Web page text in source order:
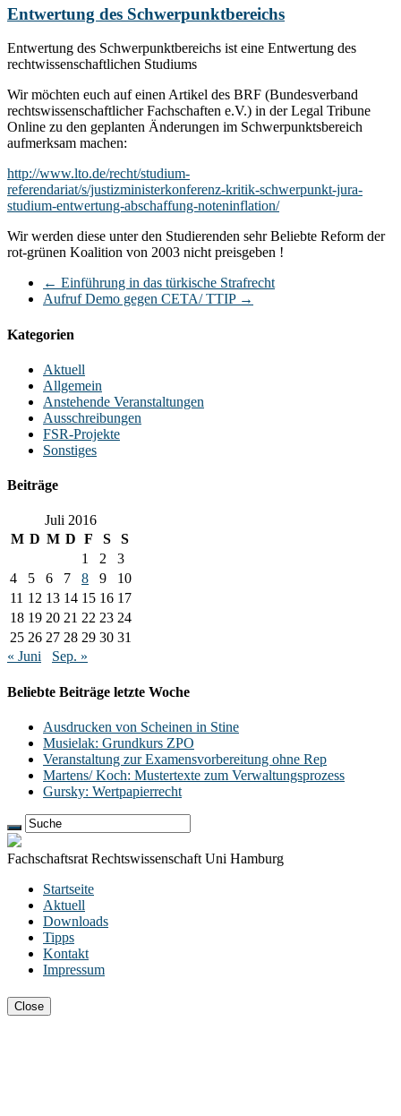
Entwertung des Schwerpunktbereichs
Entwertung des Schwerpunktbereichs ist eine Entwertung des
rechtwissenschaftlichen Studiums
Wir möchten euch auf einen Artikel des BRF (Bundesverband
rechtswissenschaftlicher Fachschaften e.V.) in der Legal Tribune
Online zu den geplanten Änderungen im Schwerpunktsbereich
aufmerksam machen:
http://www.lto.de/recht/studium-
referendariat/s/justizministerkonferenz-kritik-schwerpunkt-jura-
studium-entwertung-abschaffung-noteninflation/
Wir werden diese unter den Studierenden sehr Beliebte Reform der
rot-grünen Koalition von 2003 nicht preisgeben !
← Einführung in das türkische Strafrecht
Aufruf Demo gegen CETA/ TTIP →
Kategorien
Aktuell
Allgemein
Anstehende Veranstaltungen
Ausschreibungen
FSR-Projekte
Sonstiges
Beiträge
Juli 2016
M D M D F S
S
1
2
3
4
5 6 7 8 9
10
11 12 13 14 15 16 17
18 19 20 21 22 23 24
25 26 27 28 29 30 31
« Juni
Sep. »
Beliebte Beiträge letzte Woche
Ausdrucken von Scheinen in Stine
Musielak: Grundkurs ZPO
Veranstaltung zur Examensvorbereitung ohne Rep
Martens/ Koch: Mustertexte zum Verwaltungsprozess
Gursky: Wertpapierrecht
Fachschaftsrat Rechtswissenschaft Uni Hamburg
Startseite
Aktuell
Downloads
Tipps
Kontakt
Impressum
Close